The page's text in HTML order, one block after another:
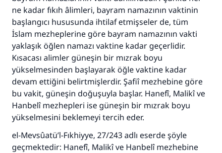
ne kadar fıkıh âlimleri, bayram namazının vaktinin
başlangıcı hususunda ihtilaf etmişseler de, tüm
İslam mezheplerine göre bayram namazının vakti
yaklaşık öğlen namazı vaktine kadar geçerlidir.
Kısacası alimler güneşin bir mızrak boyu
yükselmesinden başlayarak öğle vaktine kadar
devam ettiğini belirtmişlerdir. Şafiî mezhebine göre
bu vakit, güneşin doğuşuyla başlar. Hanefî, Malikî ve
Hanbelî mezhepleri ise güneşin bir mızrak boyu
yükselmesini beklemeyi tercih eder.
el-Mevsûatü’l-Fıkhiyye, 27/243 adlı eserde şöyle
geçmektedir: Hanefî, Malikî ve Hanbelî mezhebine
110845 Nolu Cevap, bir evliliği
kurtardı.
Ümmete cevapları ulaştırmak için bizi destekle
Rasulullah ﷺ şöyle dedi:
Her kim bir hayra yol gösterirse , hayrı yapan
kişinin sevabı kadar ona sevap yazılır.
(MUSLIM 1893)